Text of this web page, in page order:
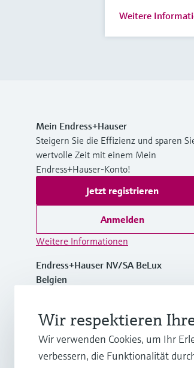
Weitere
Mein Endress+Hauser
Steigern Sie die Effizienz und sparen
wertvolle Zeit mit einem Mein
Endress+Hauser-Konto!
Jetzt registrieren
Anmelden
Weitere Informationen
Endress+Hauser NV/SA BeLux
Belgien
+32 (0)2 248 06 00
Wir respektieren
Wir verwenden Cookies, um Ihr
verbessern, die Funktionalität